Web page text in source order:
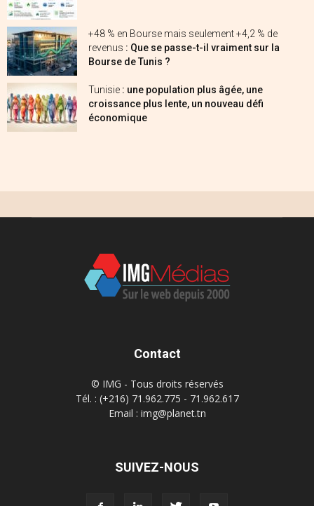
+48 % en Bourse mais seulement +4,2 % de
revenus : Que se passe-t-il vraiment sur la
Bourse de Tunis ?
Tunisie : une population plus âgée, une
croissance plus lente, un nouveau défi
économique
Contact
© IMG - Tous droits réservés
Tél. : (+216) 71.962.775 - 71.962.617
Email : img@planet.tn
SUIVEZ-NOUS